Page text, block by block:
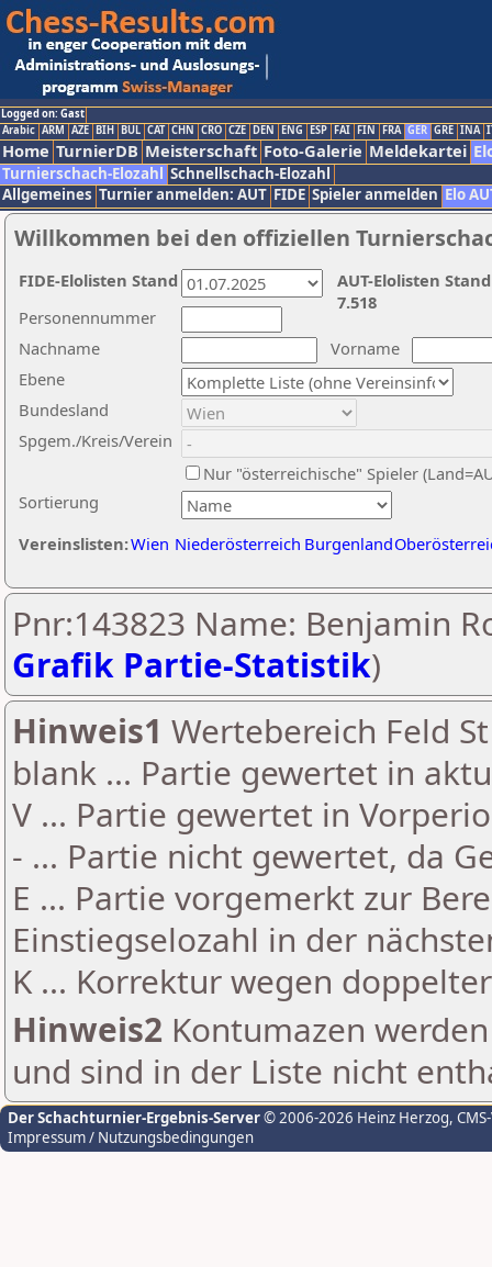
Logged on: Gast
Arabic ARM AZE BIH BUL CAT CHN CRO CZE DEN ENG ESP FAI FIN FRA GER GRE INA
Home TurnierDB Meisterschaft Foto-Galerie Meldekartei
Turnierschach-Elozahl Schnellschach-Elozahl
Allgemeines Turnier anmelden: AUT FIDE Spieler anmelden Elo
Willkommen bei den offiziellen
Nachname
Vorname
Ebene
Sortierung
Personennummer
Bundesland
Spgem./Kreis/Verein
Nur "österreichische" Spieler
Vereinslisten:Wien Niederösterreich Burgenland
AUT-Elolisten
7.518
FIDE-Elolisten Stand
Pnr:143823 Name: Benjamin
Grafik Partie-Statistik)
Hinweis1 Wertebereich Feld
blank ... Partie gewertet in
V ... Partie gewertet in
- ... Partie nicht gewertet, da
E ... Partie vorgemerkt zur
Einstiegselozahl in der
K ... Korrektur wegen
Hinweis2 Kontumazen
und sind in der Liste nicht
Der Schachturnier-Ergebnis-Server© 2006-2026 Heinz Herzog,
Impressum / Nutzungsbedingungen